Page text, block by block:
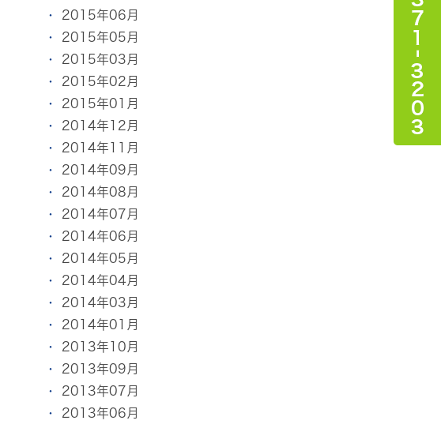
2015年06月
2015年05月
2015年03月
2015年02月
2015年01月
2014年12月
2014年11月
2014年09月
2014年08月
2014年07月
2014年06月
2014年05月
2014年04月
2014年03月
2014年01月
2013年10月
2013年09月
2013年07月
2013年06月